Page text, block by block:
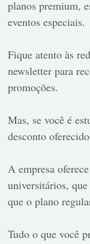
planos premium,
eventos especiais.
Fique atento às
newsletter para
promoções.
Mas, se você é
desconto
A empresa
universitários,
que o plano
Tudo o que você